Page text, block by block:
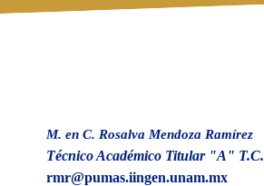
M. en C. Rosalva Mendoza Ramírez
Técnico Académico Titular "A" T.C.
rmr@pumas.iingen.unam.mx